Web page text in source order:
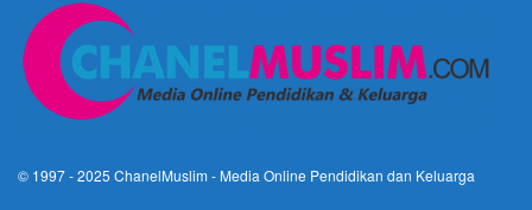
© 1997 - 2025 ChanelMuslim - Media Online Pendidikan dan Keluarga